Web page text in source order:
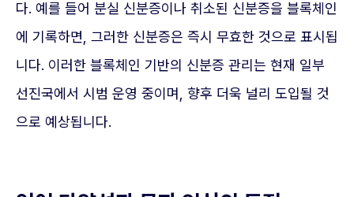
다. 예를 들어 분실 신분증이나 취소된 신분증을 블록체인
에 기록하면, 그러한 신분증은 즉시 무효한 것으로 표시됩
니다. 이러한 블록체인 기반의 신분증 관리는 현재 일부
선진국에서 시범 운영 중이며, 향후 더욱 널리 도입될 것
으로 예상됩니다.